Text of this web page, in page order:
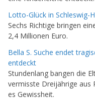
Lotto-Glück in Schleswig-
Sechs Richtige bringen
2,4 Millionen Euro.
Bella S. Suche endet
entdeckt
Stundenlang bangen die
vermisste Dreijährige aus
es Gewissheit.